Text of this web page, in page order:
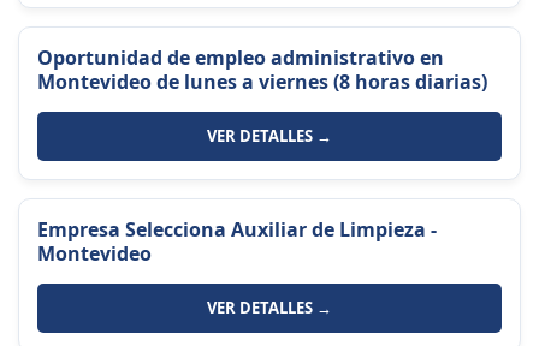
Oportunidad de empleo administrativo en
Montevideo de lunes a viernes (8 horas diarias)
VER DETALLES →
Empresa Selecciona Auxiliar de Limpieza -
Montevideo
VER DETALLES →